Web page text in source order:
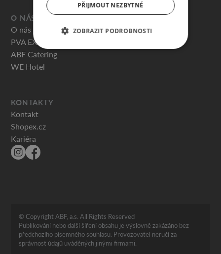
O NÁS
O nás
PVA EXPO PRAHA
ABF Catering
WE Hotel
KONTAKTY
Kontakt
Shopex.cz
Kariéra
© Copyright ABF, a.s. All Rights Reserved
Publikování nebo další šíření obsahu je výslovně zakázáno bez
předchozího písemného souhlasu. Provozovatel neručí za
správnost údajů uváděných jinými firmami.
PŘIJMOUT NEZBYTNÉ
ZOBRAZIT PODROBNOSTI